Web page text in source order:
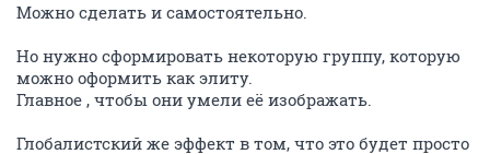
Можно сделать и самостоятельно.
Но нужно сформировать некоторую группу, которую
можно оформить как элиту.
Главное , чтобы они умели её изображать.
Глобалистский же эффект в том, что это будет просто